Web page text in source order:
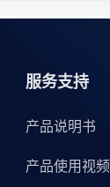
服务支持
产品说明书
产品使用视频